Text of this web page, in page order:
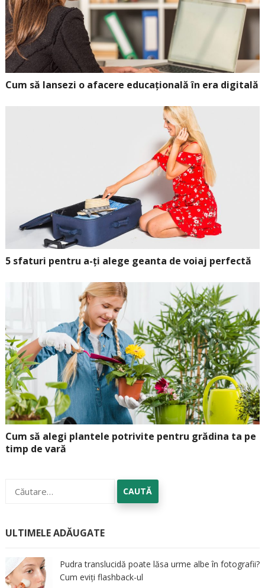
Cum să lansezi o afacere educațională în era digitală
5 sfaturi pentru a-ți alege geanta de voiaj perfectă
Cum să alegi plantele potrivite pentru grădina ta pe
timp de vară
după:
ULTIMELE ADĂUGATE
Pudra translucidă poate lăsa urme albe în fotografii?
Cum eviți flashback-ul